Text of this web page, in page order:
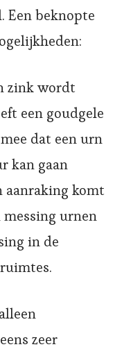
Een beknopte
zink wordt
een goudgele
dat een urn
kan gaan
aanraking komt
urnen
in de
zeer